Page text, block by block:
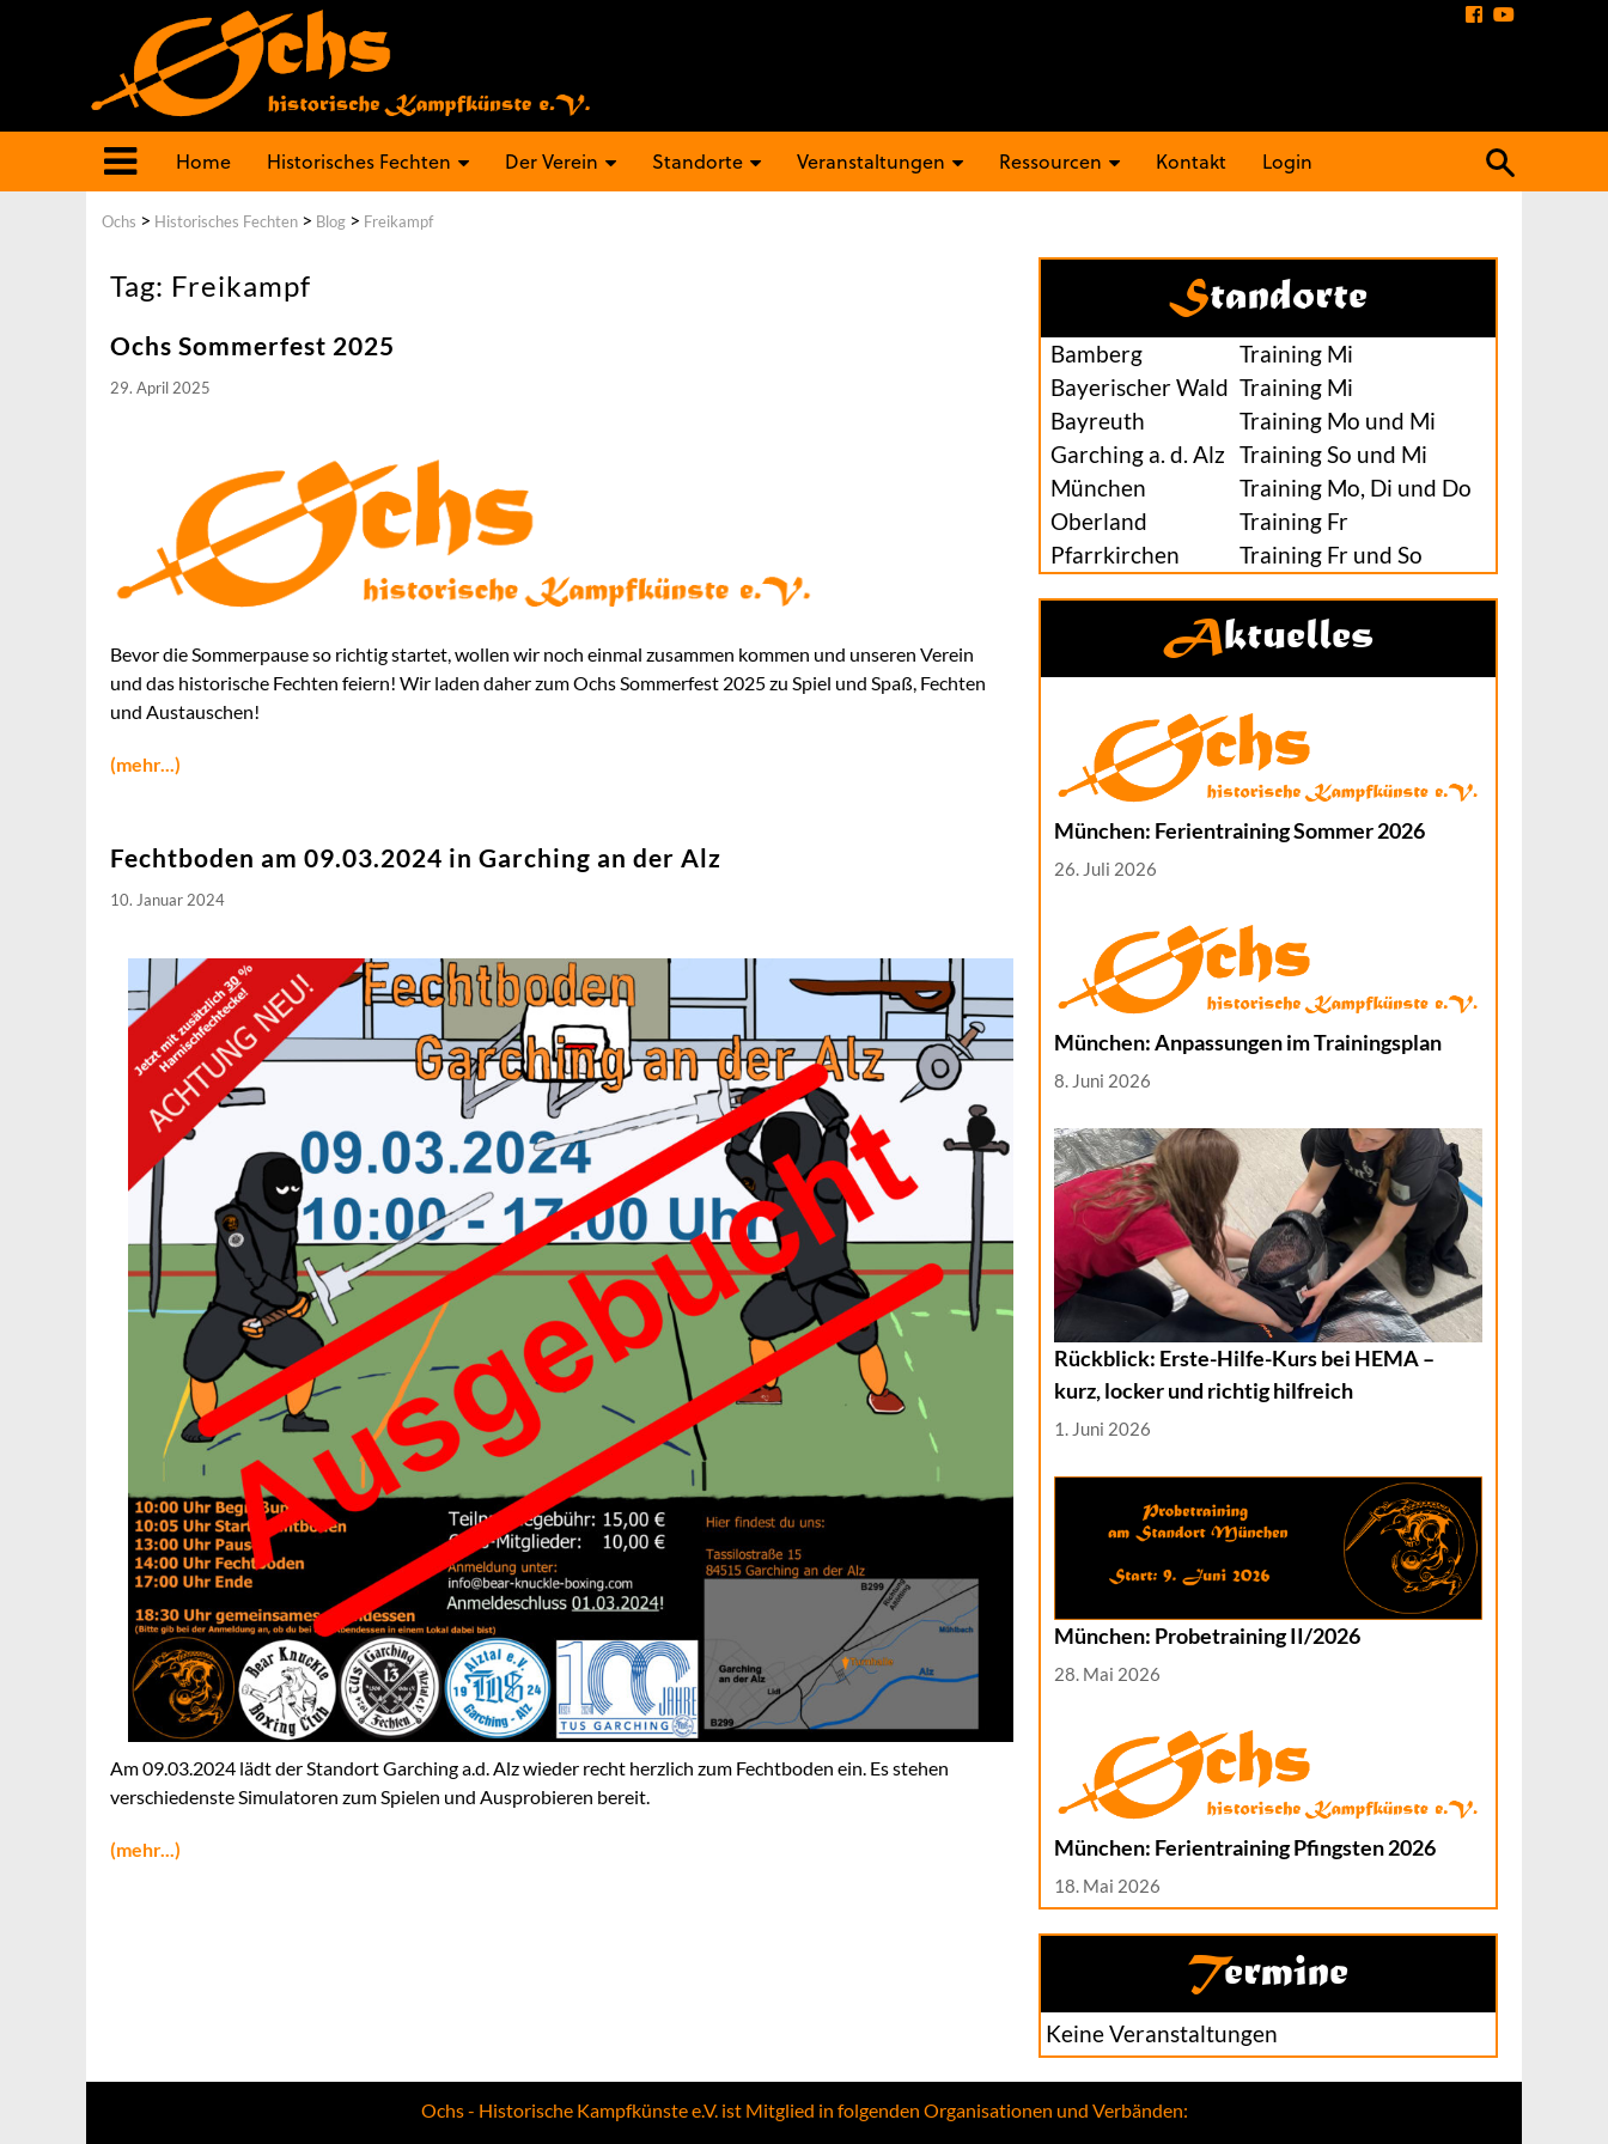
Home Historisches Fechten Der Verein Standorte Veranstaltungen Ressourcen Kontakt Login
Suchen
nach:
Ochs > Historisches Fechten > Blog > Freikampf
Tag: Freikampf
Ochs Sommerfest 2025
29. April 2025
Bevor die Sommerpause so richtig startet, wollen wir noch einmal zusammen kommen und unseren Verein
und das historische Fechten feiern! Wir laden daher zum Ochs Sommerfest 2025 zu Spiel und Spaß, Fechten
und Austauschen!
(mehr...)
Fechtboden am 09.03.2024 in Garching an der Alz
10. Januar 2024
Am 09.03.2024 lädt der Standort Garching a.d. Alz wieder recht herzlich zum Fechtboden ein. Es stehen
verschiedenste Simulatoren zum Spielen und Ausprobieren bereit.
(mehr...)
Standorte
Bamberg
Training Mi
Bayerischer Wald Training Mi
Bayreuth
Training Mo und Mi
Garching a. d. Alz Training So und Mi
München
Training Mo, Di und Do
Oberland
Training Fr
Pfarrkirchen
Training Fr und So
Aktuelles
München: Ferientraining Sommer 2026
26. Juli 2026
München: Anpassungen im Trainingsplan
8. Juni 2026
Rückblick: Erste-Hilfe-Kurs bei HEMA –
kurz, locker und richtig hilfreich
1. Juni 2026
München: Probetraining II/2026
28. Mai 2026
München: Ferientraining Pfingsten 2026
18. Mai 2026
Termine
Keine Veranstaltungen
Ochs - Historische Kampfkünste e.V. ist Mitglied in folgenden Organisationen und Verbänden: